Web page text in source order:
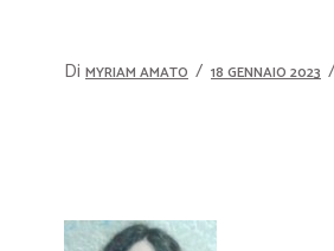
Di MYRIAM AMATO 18 GENNAIO 2023